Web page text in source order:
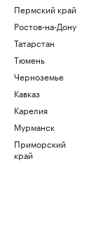
Пермский край
Ростов-на-Дону
Татарстан
Тюмень
Черноземье
Кавказ
Карелия
Мурманск
Приморский
край